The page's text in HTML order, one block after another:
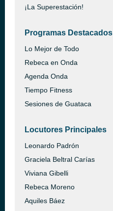
¡La Superestación!
Programas Destacados
Lo Mejor de Todo
Rebeca en Onda
Agenda Onda
Tiempo Fitness
Sesiones de Guataca
Locutores Principales
Leonardo Padrón
Graciela Beltral Carías
Viviana Gibelli
Rebeca Moreno
Aquiles Báez